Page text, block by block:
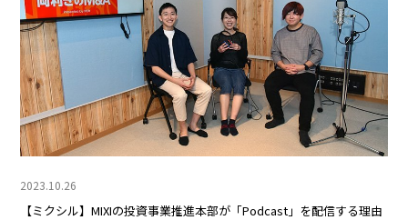
2023.10.26
【ミクシル】MIXIの投資事業推進本部が「Podcast」を配信する理由